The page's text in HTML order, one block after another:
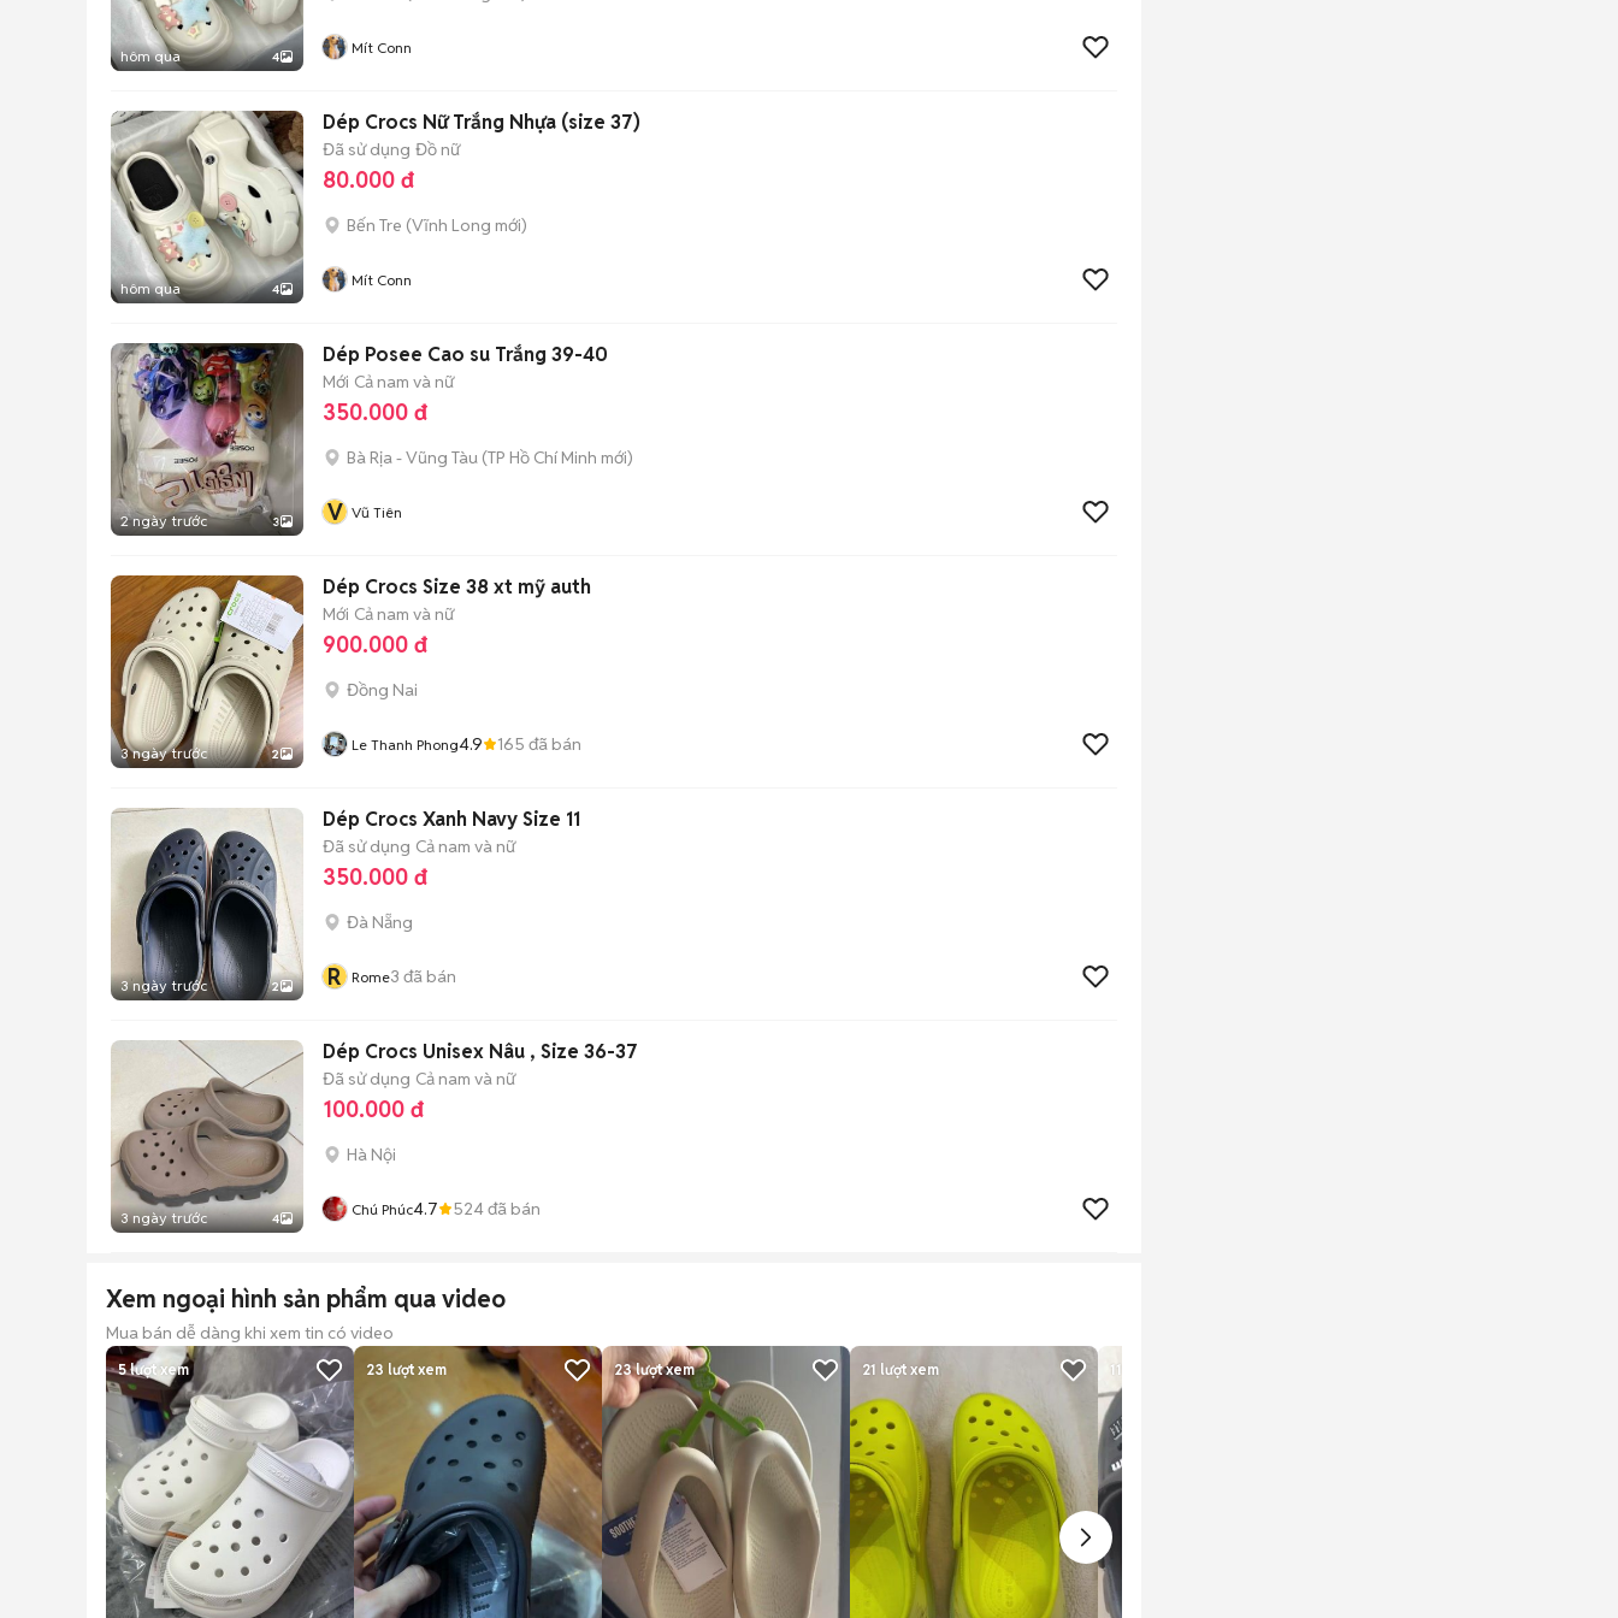
hôm qua 4 Mít Conn
hôm qua 4
Dép Crocs Nữ Trắng Nhựa (size 37)
Đã sử dụng Đồ nữ
80.000 đ
Bến Tre (Vĩnh Long mới)
Mít Conn
2 ngày trước 3
Dép Posee Cao su Trắng 39-40
Mới Cả nam và nữ
350.000 đ
Bà Rịa - Vũng Tàu (TP Hồ Chí Minh mới)
V Vũ Tiên
3 ngày trước 2
Dép Crocs Size 38 xt mỹ auth
Mới Cả nam và nữ
900.000 đ
Đồng Nai
Le Thanh Phong4.9 165 đã bán
3 ngày trước 2
Dép Crocs Xanh Navy Size 11
Đã sử dụng Cả nam và nữ
350.000 đ
Đà Nẵng
R Rome3 đã bán
3 ngày trước 4
Dép Crocs Unisex Nâu , Size 36-37
Đã sử dụng Cả nam và nữ
100.000 đ
Hà Nội
Chú Phúc4.7 524đã bán
Xem ngoại hình sản phẩm qua video
Mua bán dễ dàng khi xem tin có video
5lượt xem 23 lượt xem 23lượt xem 21 lượt xem 11